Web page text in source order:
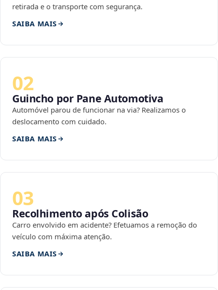
retirada e o transporte com segurança.
SAIBA MAIS
02
Guincho por Pane Automotiva
Automóvel parou de funcionar na via? Realizamos o
deslocamento com cuidado.
SAIBA MAIS
03
Recolhimento após Colisão
Carro envolvido em acidente? Efetuamos a remoção do
veículo com máxima atenção.
SAIBA MAIS